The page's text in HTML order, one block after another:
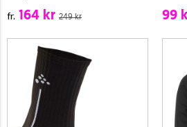
fr. 164 kr 249 kr 99